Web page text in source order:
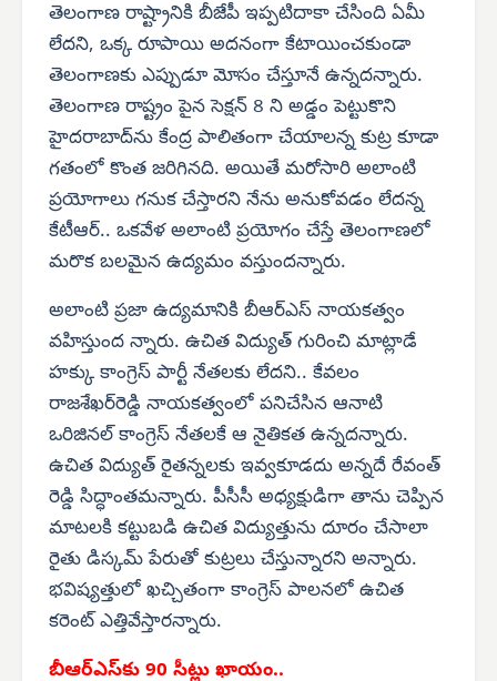
తెలంగాణ రాష్ట్రానికి బీజేపీ ఇప్పటిదాకా చేసింది ఏమీ
లేదని, ఒక్క రూపాయి అదనంగా కేటాయించకుండా
తెలంగాణకు ఎప్పుడూ మోసం చేస్తూనే ఉన్నదన్నారు.
తెలంగాణ రాష్ట్రం పైన సెక్షన్ 8 ని అడ్డం పెట్టుకొని
హైదరాబాద్‌ను కేంద్ర పాలితంగా చేయాలన్న కుట్ర కూడా
గతంలో కొంత జరిగినది. అయితే మరోసారి అలాంటి
ప్రయోగాలు గనుక చేస్తారని నేను అనుకోవడం లేదన్న
కేటీఆర్.. ఒకవేళ అలాంటి ప్రయోగం చేస్తే తెలంగాణలో
మరొక బలమైన ఉద్యమం వస్తుందన్నారు.
అలాంటి ప్రజా ఉద్యమానికి బీఆర్‌ఎస్ నాయకత్వం
వహిస్తుంద న్నారు. ఉచిత విద్యుత్ గురించి మాట్లాడే
హక్కు కాంగ్రెస్ పార్టీ నేతలకు లేదని.. కేవలం
రాజశేఖర్‌రెడ్డి నాయకత్వంలో పనిచేసిన ఆనాటి
ఒరిజినల్ కాంగ్రెస్ నేతలకే ఆ నైతికత ఉన్నదన్నారు.
ఉచిత విద్యుత్ రైతన్నలకు ఇవ్వకూడదు అన్నదే రేవంత్
రెడ్డి సిద్ధాంతమన్నారు. పీసీసీ అధ్యక్షుడిగా తాను చెప్పిన
మాటలకి కట్టుబడి ఉచిత విద్యుత్తును దూరం చేసాలా
రైతు డిస్కమ్ పేరుతో కుట్రలు చేస్తున్నారని అన్నారు.
భవిష్యత్తులో ఖచ్చితంగా కాంగ్రెస్ పాలనలో ఉచిత
కరెంట్ ఎత్తివేస్తారన్నారు.
బీఆర్‌ఎస్‌కు 90 సీట్లు ఖాయం..